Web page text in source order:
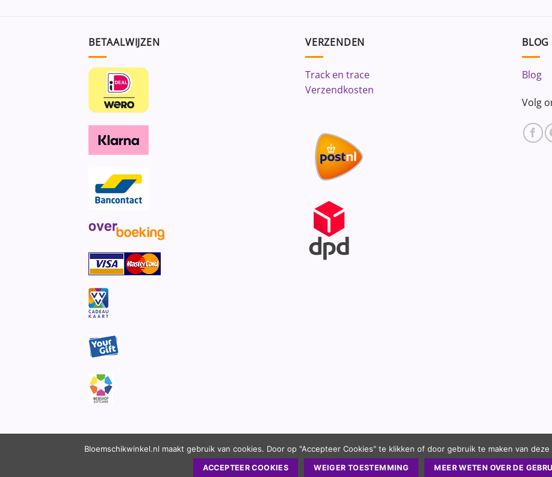
BETAALWIJZEN VERZENDEN
Track en trace
Verzendkosten
Blog
Volg
Bloemschikwinkel
Bloemschikwinkel.nl maakt gebruik van cookies. Door op "Accepteer Cookies" te klikken of door gebruik te maken van
ACCEPTEER COOKIES WEIGER TOESTEMMING MEER WETEN OVER DE